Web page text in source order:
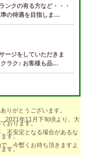
ンクの有る方など・・・
準の待遇を目指しま…
ージをしていただきま
ラク♪ お客様も品…
★ 全額日払い＆…
策・送迎など、 快適なお
りがとうございます。
2021年11月下旬頃より、大
おります。
不安定となる場合があるな
す。
、今暫くお待ち頂きますよ
す。